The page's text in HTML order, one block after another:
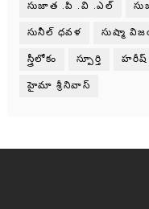
సుజాత .పి .వి .ఎల్
సునీల్ ధవళ సుష్మా
స్త్రీలోకం స్పూర్తి హరీష్
హైమా శ్రీనివాస్